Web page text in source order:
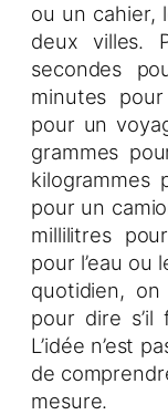
ou un cahier,
deux villes.
secondes
minutes
pour un
grammes
kilogrammes
pour un
millilitres
pour l’eau ou
quotidien, on
pour dire
L’idée n’est
de
mesure.